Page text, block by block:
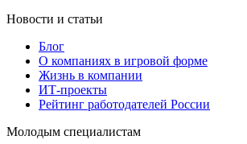
Новости и статьи
Блог
О компаниях в игровой форме
Жизнь в компании
ИТ-проекты
Рейтинг работодателей России
Молодым специалистам